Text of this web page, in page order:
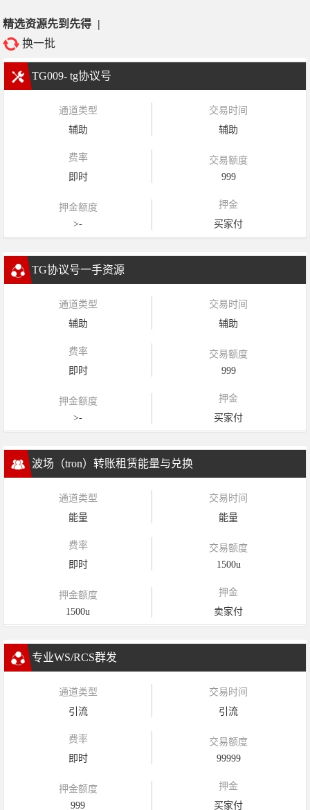
精选资源先到先得 |
换一批
TG009- tg协议号
通道类型
辅助
交易时间
辅助
费率
即时
交易额度
999
押金额度
>-
押金
买家付
TG协议号一手资源
通道类型
辅助
交易时间
辅助
费率
即时
交易额度
999
押金额度
>-
押金
买家付
波场（tron）转账租赁能量与兑换
通道类型
能量
交易时间
能量
费率
即时
交易额度
1500u
押金额度
1500u
押金
卖家付
专业WS/RCS群发
通道类型
引流
交易时间
引流
费率
即时
交易额度
99999
押金额度
999
押金
买家付